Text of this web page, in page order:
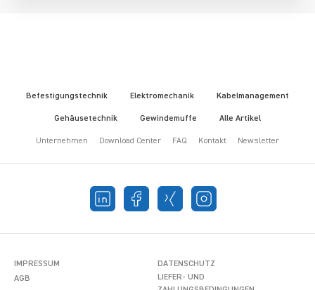
Befestigungstechnik Elektromechanik Kabelmanagement
Gehäusetechnik Gewindemuffe Alle Artikel
Unternehmen Download Center FAQ Kontakt Newsletter
IMPRESSUM
DATENSCHUTZ
AGB
LIEFER- UND